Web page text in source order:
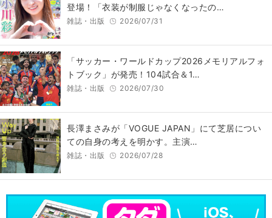
登場！「衣装が制服じゃなくなったの…
雑誌・出版 2026/07/31
「サッカー・ワールドカップ2026メモリアルフォ
トブック」が発売！104試合＆1…
雑誌・出版 2026/07/30
長澤まさみが「VOGUE JAPAN」にて芝居につい
ての自身の考えを明かす。主演…
雑誌・出版 2026/07/28